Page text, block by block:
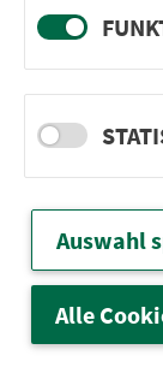
VGN 1245
Auswahl
Alle